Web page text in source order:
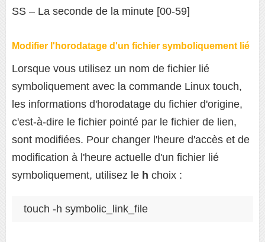
SS – La seconde de la minute [00-59]
Modifier l'horodatage d'un fichier symboliquement lié
Lorsque vous utilisez un nom de fichier lié
symboliquement avec la commande Linux touch,
les informations d'horodatage du fichier d'origine,
c'est-à-dire le fichier pointé par le fichier de lien,
sont modifiées. Pour changer l'heure d'accès et de
modification à l'heure actuelle d'un fichier lié
symboliquement, utilisez le h choix :
touch -h symbolic_link_file